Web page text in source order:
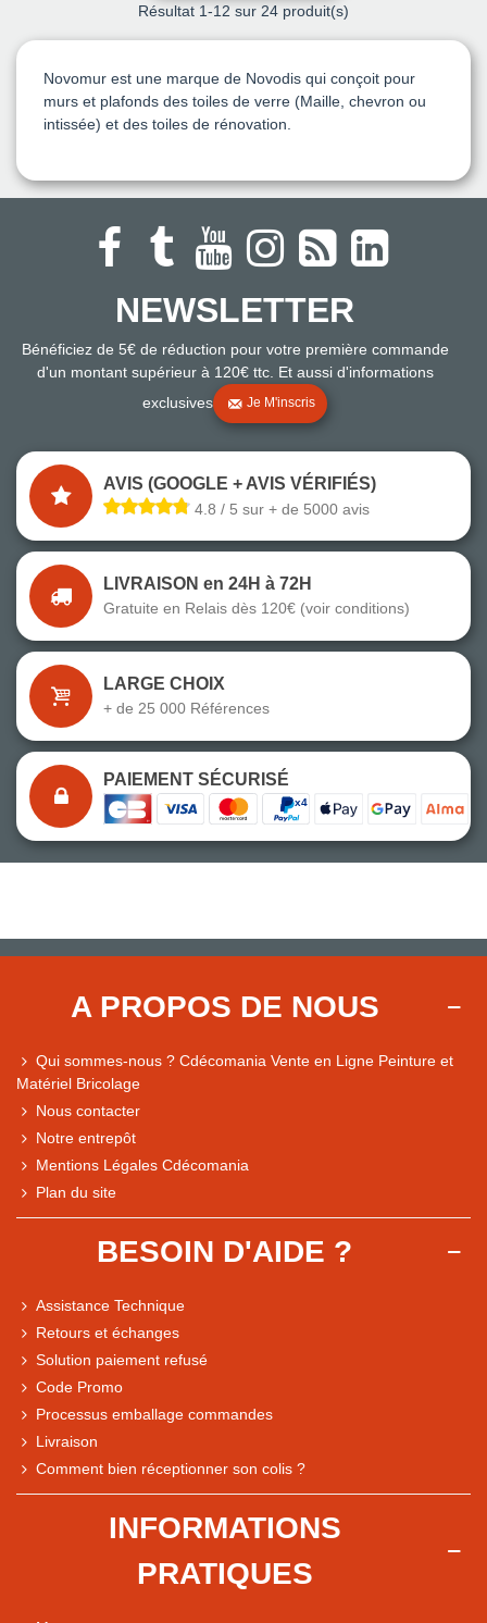
Résultat 1-12 sur 24 produit(s)
Novomur est une marque de Novodis qui conçoit pour
murs et plafonds des toiles de verre (Maille, chevron ou
intissée) et des toiles de rénovation.
Comparaison des performances du magasin
NEWSLETTER
Bénéficiez de 5€ de réduction pour votre première commande
d'un montant supérieur à 120€ ttc. Et aussi d'informations
exclusives
Je M'inscris
AVIS (GOOGLE + AVIS VÉRIFIÉS)
4.8 / 5 sur + de 5000 avis
LIVRAISON en 24H à 72H
Gratuite en Relais dès 120€ (voir conditions)
LARGE CHOIX
+ de 25 000 Références
PAIEMENT SÉCURISÉ
A PROPOS DE NOUS
Qui sommes-nous ? Cdécomania Vente en Ligne Peinture et
Matériel Bricolage
Nous contacter
Notre entrepôt
Mentions Légales Cdécomania
Plan du site
BESOIN D'AIDE ?
Assistance Technique
Retours et échanges
Solution paiement refusé
Code Promo
Processus emballage commandes
Livraison
Comment bien réceptionner son colis ?
INFORMATIONS
PRATIQUES